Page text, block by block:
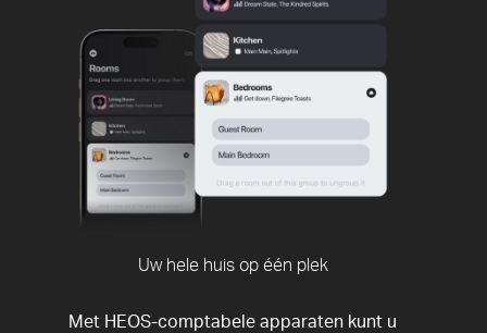
Uw hele huis op één plek
Met HEOS-comptabele apparaten kunt u